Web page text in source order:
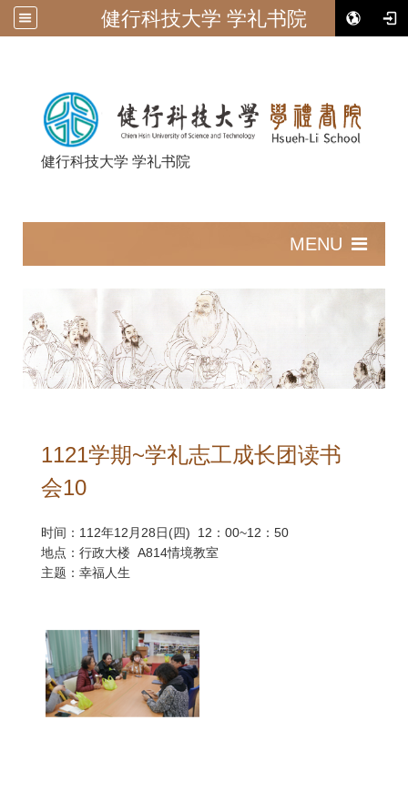
健行科技大学 学礼书院
健行科技大学 学礼书院
MENU
1121学期~学礼志工成长团读书
会10
时间：112年12月28日(四) 12：00~12：50
地点：行政大楼 A814情境教室
主题：幸福人生